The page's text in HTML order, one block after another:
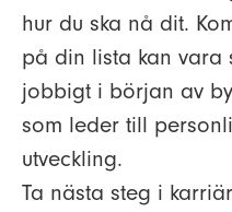
hur du ska nå dit.
på din lista kan vara
jobbigt i början av
som leder till
utveckling.
Ta nästa steg i